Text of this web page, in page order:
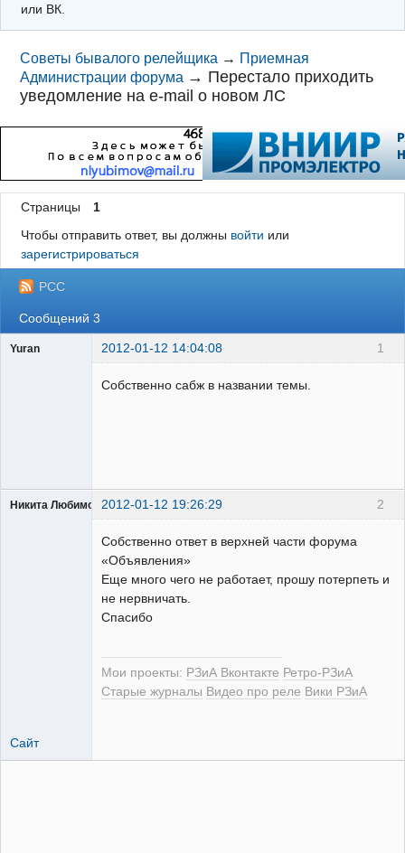
или ВК.
Советы бывалого релейщика → Приемная
Администрации форума → Перестало приходить
уведомление на e-mail о новом ЛС
Страницы
1
Чтобы отправить ответ, вы должны войти или
зарегистрироваться
РСС
Сообщений 3
1
Yuran 2012-01-12 14:04:08
Собственно сабж в названии темы.
2
Никита Любимов 2012-01-12 19:26:29
Собственно ответ в верхней части форума
«Объявления»
Еще много чего не работает, прошу потерпеть и
не нервничать.
Спасибо
Мои проекты: РЗиА Вконтакте Ретро-РЗиА
Старые журналы Видео про реле Вики РЗиА
Сайт